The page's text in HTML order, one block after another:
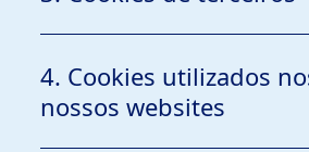
4. Cookies utilizados
nossos websites